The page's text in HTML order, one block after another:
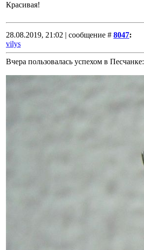
Красивая!
28.08.2019, 21:02 | сообщение # 8047:
vilys
Вчера пользовалась успехом в Песчанке: